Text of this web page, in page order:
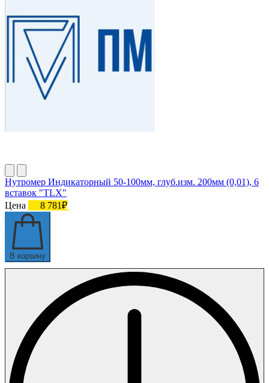
Нутромер Индикаторный 50-100мм, глуб.изм. 200мм (0,01), 6
вставок "TLX"
Цена
8 781₽
В корзину